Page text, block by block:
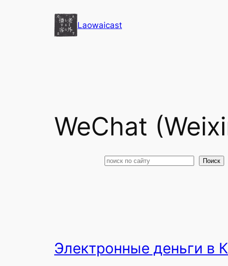
содержимому
Laowaicast
WeChat
Поиск Поиск
Электронные деньги в